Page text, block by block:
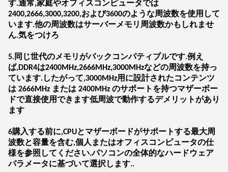
す.通常,家庭やオフィスコンピュータでは
2400,2666,3000,3200,および3600のような周波数を使用して
います.他の周波数はサーバーメモリ周波数かもしれませ
ん.気をつけろ
5.同じ世代のメモリがバックコンパティブルです.例え
ば,DDR4は2400MHz,2666MHz,3000MHzなどの周波数を持っ
ています.したがって,3000MHz用に設計されたコンテンツ
は 2666MHz または 2400MHz のサポートを持つマザーボー
ドで直接使用できます低周波で動作するデメリットがあり
ます
6購入する前に,CPUとマザーボードがサポートする最大周
波数と容量を含む,個人またはオフィスコンピュータの仕
様を参照してください.パソコンの全体的なハードウェア
パラメータに基づいて選択します..